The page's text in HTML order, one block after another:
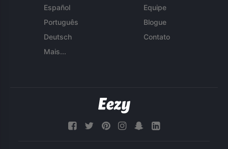
Español
Português
Deutsch
Mais...
Equipe
Blogue
Contato